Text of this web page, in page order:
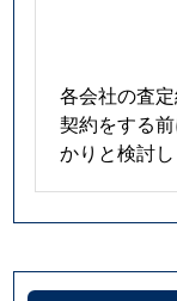
各会社の査
契約をする
かりと検討し